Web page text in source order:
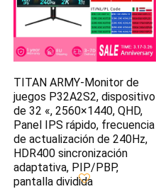
TITAN ARMY-Monitor de
juegos P32A2S2, dispositivo
de 32 «, 2560×1440, QHD,
Panel IPS rápido, frecuencia
de actualización de 240Hz,
HDR400 sincronización
adaptativa, PIP/PBP,
pantalla dividida